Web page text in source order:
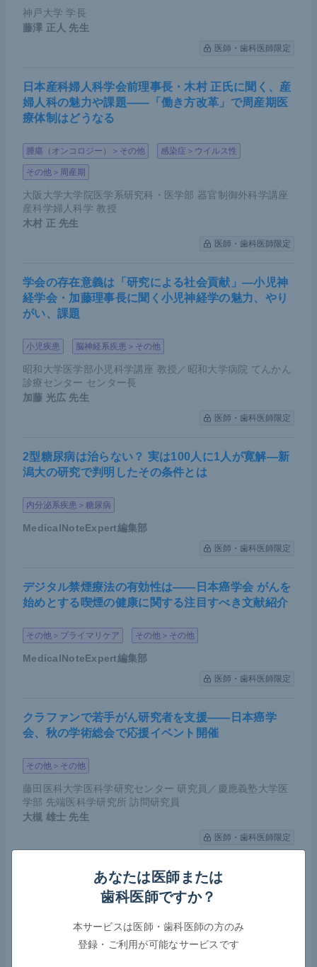
は EGFR 遺伝子変異PC9細胞であるため、
上流にあるEGFR
見にくくなっている可能性が考えられた。そこでオ
イレント突然変異によってGTP-RASが非常に強く
発現することが再確認された。特許の関係上、この
先の機序解明と臨床応用のデータは現時点では公開
できないが、従来の方法ではこのような発見は不可
能であり、CRISPR-Cas9システムによる偶然の発
*本研究結果は2022年3月2日付（日本時間3月3日）にNatur
講演のまとめ
性二次変異の研究に非常に便利なモデルである
CRISPR-Cas9システムの応用によって、2つのド
ライバー遺伝子を持つモデルや、融合遺伝子など
を人工的に作製することが可能となり、さまざま
る
CRISPR-Cas9システムは、従来の手法であれば
見つけることが不可能であった発見を可能とし、
神戸大学 学長
藤澤 正人 先生
医師・歯科医師限定
日本産科婦人科学会前理事長・木村 正氏に聞く、産
婦人科の魅力や課題――「働き方改革」で周産期医
療体制はどうなる
腫瘍（オンコロジー）＞その他 感染症＞ウイルス性
その他＞周産期
大阪大学大学院医学系研究科・医学部 器官制御外科学講座
産科学婦人科学 教授
木村 正 先生
医師・歯科医師限定
学会の存在意義は「研究による社会貢献」―小児神
経学会・加藤理事長に聞く小児神経学の魅力、やり
がい、課題
小児疾患 脳神経系疾患＞その他
昭和大学医学部小児科学講座 教授／昭和大学病院 てんかん
診療センター センター長
加藤 光広 先生
医師・歯科医師限定
2型糖尿病は治らない？ 実は100人に1人が寛解―新
潟大の研究で判明したその条件とは
内分泌系疾患＞糖尿病
MedicalNoteExpert編集部
医師・歯科医師限定
デジタル禁煙療法の有効性は――日本癌学会 がんを
始めとする喫煙の健康に関する注目すべき文献紹介
その他＞プライマリケア その他＞その他
MedicalNoteExpert編集部
医師・歯科医師限定
クラファンで若手がん研究者を支援――日本癌学
会、秋の学術総会で応援イベント開催
その他＞その他
藤田医科大学医科学研究センター 研究員／慶應義塾大学医
学部 先端医科学研究所 訪問研究員
大槻 雄士 先生
医師・歯科医師限定
COVID-19によるがん薬物療法への影響――日本臨
床腫瘍学会が第7波における実態調査の結果を報告
腫瘍（オンコロジー）＞その他 感染症＞ウイルス性
その他＞緩和ケア
あなたは医師または
歯科医師ですか？
本サービスは医師・歯科医師の方のみ
登録・ご利用が可能なサービスです